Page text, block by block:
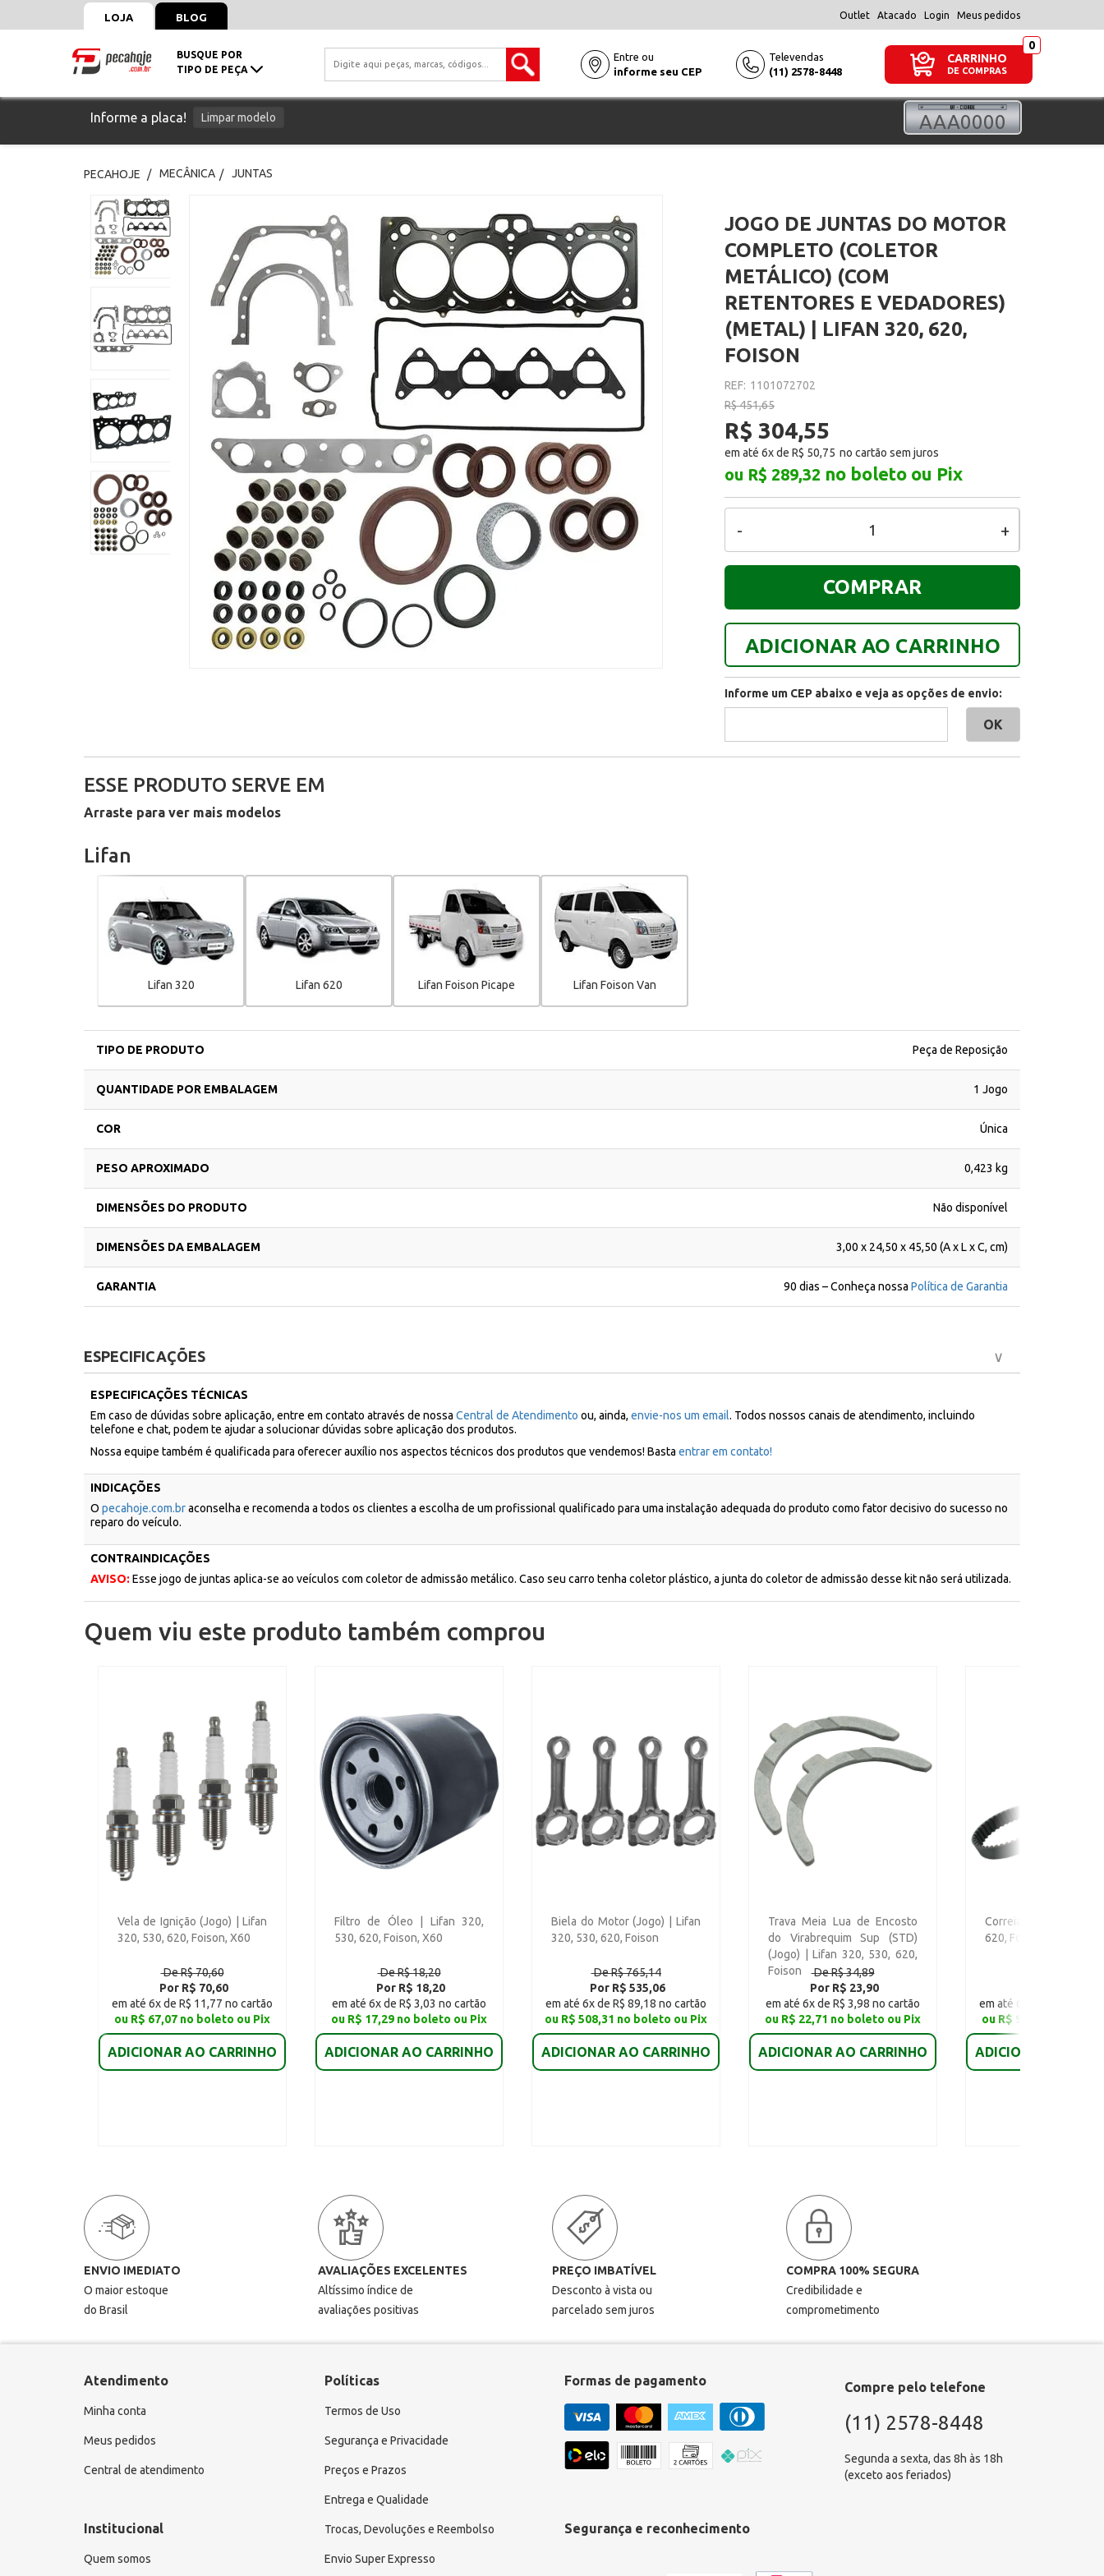
LOJA BLOG Outlet Atacado Login Meus pedidos
BUSQUE POR
TIPO DE PEÇA
Entre ou
informe seu CEP
Televendas
(11) 2578-8448
CARRINHO
DE COMPRAS
Informe a placa! Limpar modelo
PECAHOJE MECÂNICA JUNTAS
JOGO DE JUNTAS DO MOTOR
COMPLETO (COLETOR
METÁLICO) (COM
RETENTORES E VEDADORES)
(METAL) | LIFAN 320, 620,
FOISON
REF: 1101072702
R$ 451,65
R$ 304,55
em até 6x de R$ 50,75
ou R$ 289,32 no boleto ou Pix
+
-
ADICIONAR AO CARRINHO
COMPRAR
Informe um CEP abaixo e veja as opções de envio:
ESSE PRODUTO SERVE EM
Arraste para ver mais modelos
Lifan
Lifan 320 Lifan 620 Lifan Foison Picape Lifan Foison Van
TIPO DE PRODUTO Peça de Reposição
QUANTIDADE POR EMBALAGEM 1 Jogo
COR Única
PESO APROXIMADO 0,423 kg
DIMENSÕES DO PRODUTO Não disponível
DIMENSÕES DA EMBALAGEM 3,00 x 24,50 x 45,50 (A x L x C, cm)
GARANTIA 90 dias – Conheça nossa Política de Garantia
ESPECIFICAÇÕES
ESPECIFICAÇÕES TÉCNICAS
Em caso de dúvidas sobre aplicação, entre em contato através de nossa Central de Atendimento ou, ainda, envie-nos um email. Todos nossos canais de atendimento, incluindo
telefone e chat, podem te ajudar a solucionar dúvidas sobre aplicação dos produtos.
Nossa equipe também é qualificada para oferecer auxílio nos aspectos técnicos dos produtos que vendemos! Basta entrar em contato!
INDICAÇÕES
O pecahoje.com.braconselha e recomenda a todos os clientes a escolha de um profissional qualificado para uma instalação adequada do produto como fator decisivo do sucesso no
reparo do veículo.
CONTRAINDICAÇÕES
AVISO: Esse jogo de juntas aplica-se ao veículos com coletor de admissão metálico. Caso seu carro tenha coletor plástico, a junta do coletor de admissão desse kit não será utilizada.
Quem viu este produto também comprou
Vela de Ignição (Jogo) | Lifan
320, 530, 620, Foison, X60
De R$ 70,60
Por R$ 70,60
em até 6x de R$ 11,77 no cartão
ou R$ 67,07 no boleto ou Pix
ADICIONAR AO CARRINHO
Filtro de Óleo | Lifan 320,
530, 620, Foison, X60
De R$ 18,20
Por R$ 18,20
em até 6x de R$ 3,03 no cartão
ou R$ 17,29 no boleto ou Pix
ADICIONAR AO CARRINHO
Biela do Motor (Jogo) | Lifan
320, 530, 620, Foison
De R$ 765,14
Por R$ 535,06
em até 6x de R$ 89,18 no cartão
ou R$ 508,31 no boleto ou Pix
ADICIONAR AO CARRINHO
Trava Meia Lua de Encosto
do Virabrequim Sup (STD)
(Jogo) | Lifan 320, 530, 620,
Foison
De R$ 34,89
Por R$ 23,90
em até 6x de R$ 3,98 no cartão
ou R$ 22,71 no boleto ou Pix
ADICIONAR AO CARRINHO
Correia Dentada |
620, Foison
em até 6x de R$ 16,02
ou R$ 91,29 no boleto
ADICIONAR AO
ENVIO IMEDIATO
O maior estoque
do Brasil
AVALIAÇÕES EXCELENTES
Altíssimo índice de
avaliações positivas
PREÇO IMBATÍVEL
Desconto à vista ou
parcelado sem juros
COMPRA 100% SEGURA
Credibilidade e
comprometimento
Atendimento
Minha conta
Meus pedidos
Central de atendimento
Institucional
Quem somos
Políticas
Termos de Uso
Segurança e Privacidade
Preços e Prazos
Entrega e Qualidade
Trocas, Devoluções e Reembolso
Envio Super Expresso
Formas de pagamento Compre pelo telefone
(11) 2578-8448
Segunda a sexta, das 8h às 18h
(exceto aos feriados)
Segurança e reconhecimento